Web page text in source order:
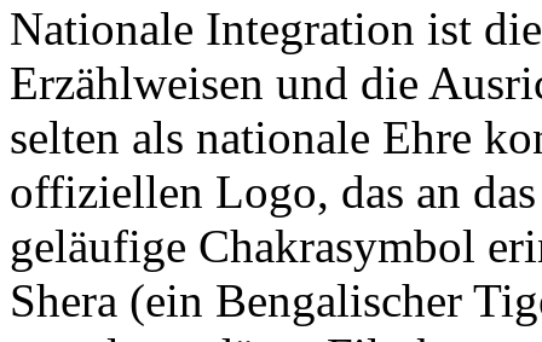
Nationale Integration ist
Erzählweisen und die
selten als nationale Ehre
offiziellen Logo, das an
geläufige Chakrasymbol
Shera (ein Bengalischer